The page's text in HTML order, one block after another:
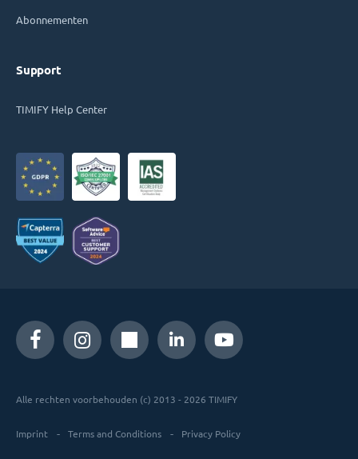
Abonnementen
Support
TIMIFY Help Center
Alle rechten voorbehouden (c) 2013 - 2026 TIMIFY
Imprint Terms and Conditions Privacy Policy